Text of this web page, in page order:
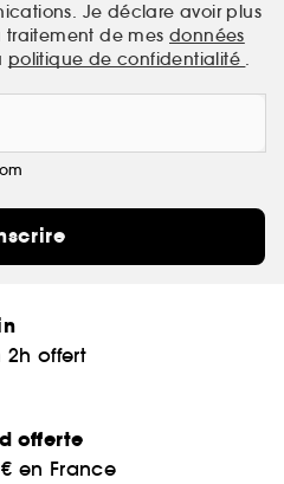
Je déclare avoir plus
traitement de mes données
politique de confidentialité .
offert
offerte
en France